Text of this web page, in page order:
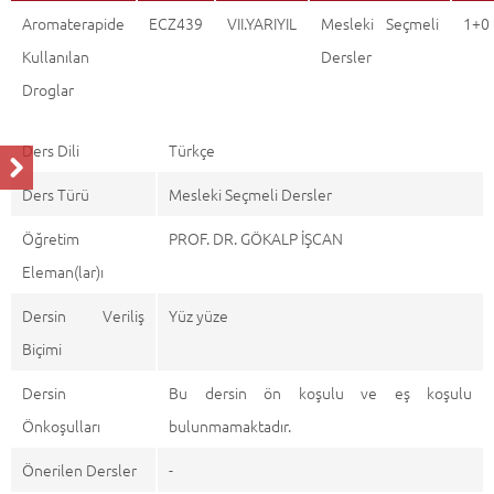
Aromaterapide
Kullanılan
Droglar
ECZ439 VII.YARIYIL
Mesleki Seçmeli
Dersler
1+0
Ders Dili
Türkçe
Ders Türü
Mesleki Seçmeli Dersler
Öğretim
Eleman(lar)ı
PROF. DR. GÖKALP İŞCAN
Dersin Veriliş
Biçimi
Yüz yüze
Dersin
Önkoşulları
Bu dersin ön koşulu ve eş koşulu
bulunmamaktadır.
Önerilen Dersler
-